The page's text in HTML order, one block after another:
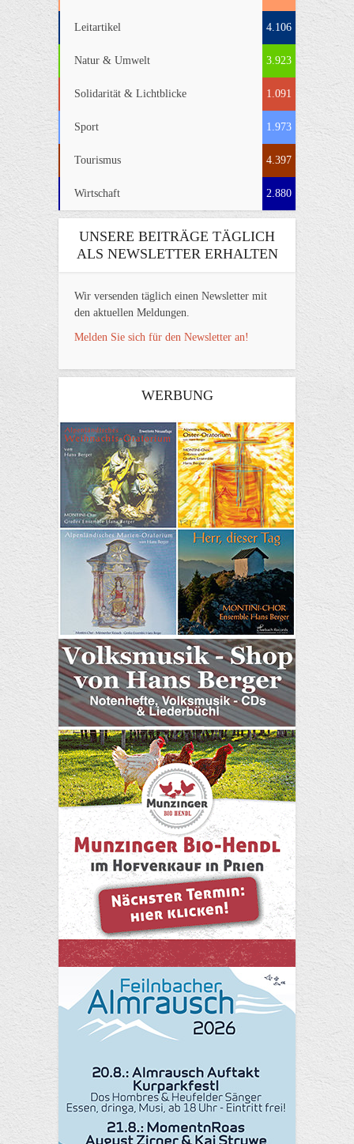
Leitartikel 4.106
Natur & Umwelt 3.923
Solidarität & Lichtblicke 1.091
Sport 1.973
Tourismus 4.397
Wirtschaft 2.880
UNSERE BEITRÄGE TÄGLICH
ALS NEWSLETTER ERHALTEN
Wir versenden täglich einen Newsletter mit
den aktuellen Meldungen.
Melden Sie sich für den Newsletter an!
WERBUNG